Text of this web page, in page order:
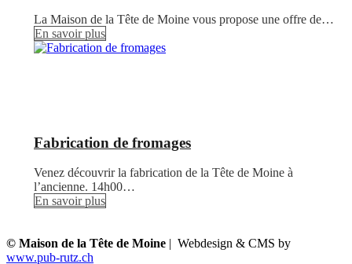
La Maison de la Tête de Moine vous propose une offre de…
En savoir plus
Fabrication de fromages
Venez découvrir la fabrication de la Tête de Moine à
l’ancienne. 14h00…
En savoir plus
© Maison de la Tête de Moine | Webdesign & CMS by
www.pub-rutz.ch